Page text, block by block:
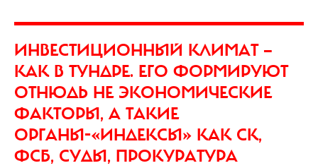
ИНВЕСТИЦИОННЫЙ КЛИМАТ —
КАК В ТУНДРЕ. ЕГО ФОРМИРУЮТ
ОТНЮДЬ НЕ ЭКОНОМИЧЕСКИЕ
ФАКТОРЫ, А ТАКИЕ
ОРГАНЫ-«ИНДЕКСЫ» КАК СК,
ФСБ, СУДЫ, ПРОКУРАТУРА